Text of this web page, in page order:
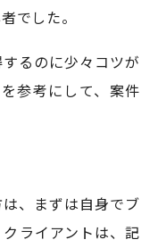
でした。
るのに少々コツが
参考にして、案件
、まずは自身でブ
ライアントは、記